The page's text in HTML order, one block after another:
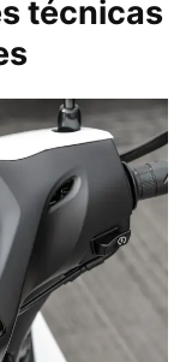
técnicas